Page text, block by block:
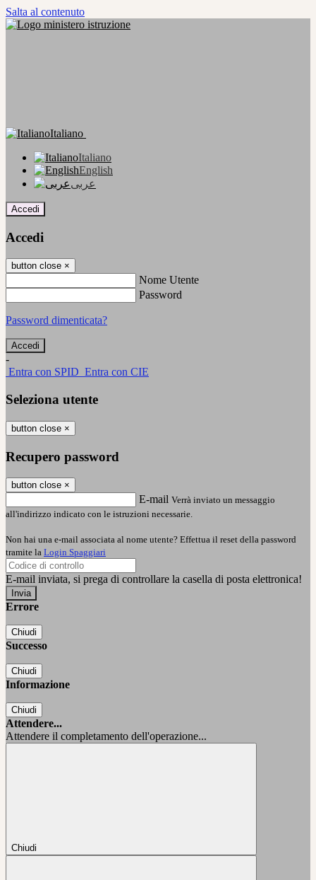
Salta al contenuto
Italiano
Italiano
English
عربى
Accedi
Accedi
button close ×
Nome Utente
Password
Password dimenticata?
-
Entra con SPID Entra con CIE
Seleziona utente
button close ×
Recupero password
button close ×
E-mail Verrà inviato un messaggio
all'indirizzo indicato con le istruzioni necessarie.
Non hai una e-mail associata al nome utente? Effettua il reset della password
tramite la Login Spaggiari
E-mail inviata, si prega di controllare la casella di posta elettronica!
Errore
Chiudi
Successo
Chiudi
Informazione
Chiudi
Attendere...
Attendere il completamento dell'operazione...
Chiudi